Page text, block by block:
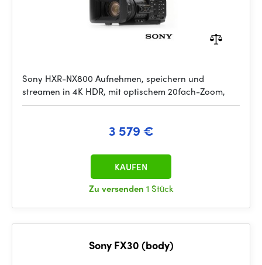
Sony HXR-NX800 Aufnehmen, speichern und
streamen in 4K HDR, mit optischem 20fach-Zoom,
3 579 €
Zu versenden 1 Stück
KAUFEN
Sony FX30 (body)